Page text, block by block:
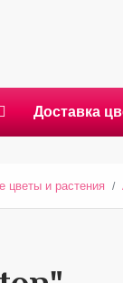
Доставка
цветы и растения